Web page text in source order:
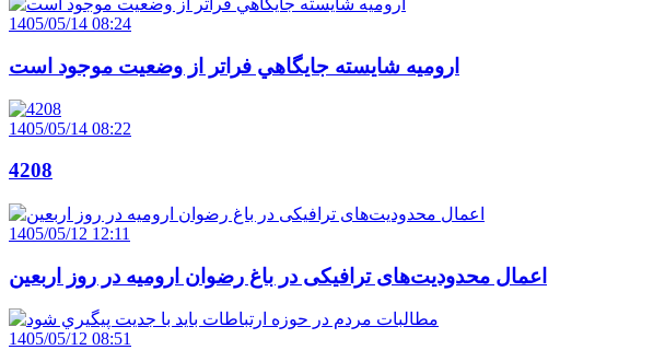
1405/05/14 08:24
اروميه شايسته جايگاهي فراتر از وضعيت موجود است
1405/05/14 08:22
4208
1405/05/12 12:11
اعمال محدودیت‌های ترافیکی در باغ رضوان ارومیه در روز اربعین
1405/05/12 08:51